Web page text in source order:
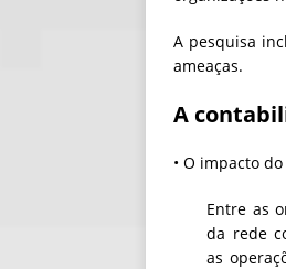
A pesquisa
ameaças.
A
• O impacto do
Entre as
da rede
as